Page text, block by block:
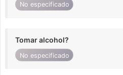
No especificado
Tomar alcohol?
No especificado